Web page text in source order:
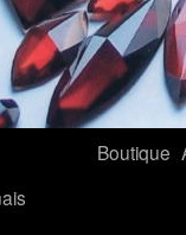
Boutique